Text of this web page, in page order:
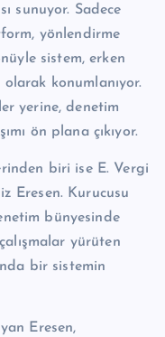
sunuyor. Sadece
yönlendirme
sistem, erken
konumlanıyor.
yerine, denetim
ön plana çıkıyor.
biri ise E. Vergi
Eresen. Kurucusu
bünyesinde
yürüten
bir sistemin
Eresen,